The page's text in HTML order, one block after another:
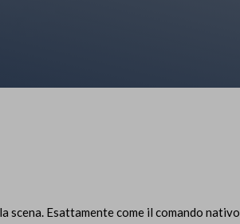
scena. Esattamente come il comando nativo